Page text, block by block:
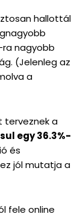
hallottál
ra nagyobb
(Jelenleg az
a
terveznek a
egy 36.3%-
és
jól mutatja a
fele online